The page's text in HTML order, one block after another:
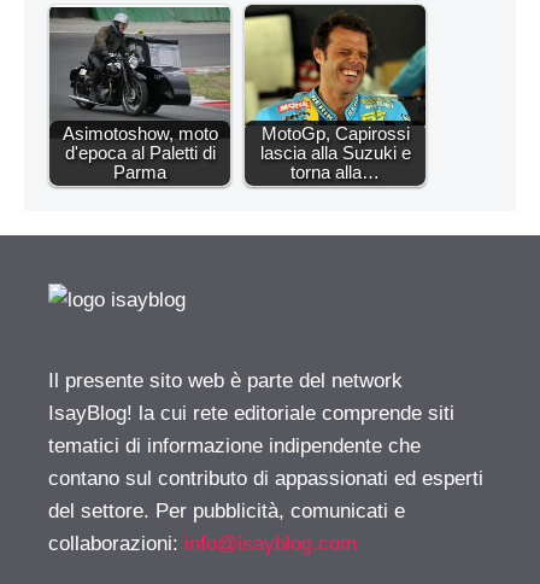
Asimotoshow, moto
d'epoca al Paletti di
Parma
MotoGp, Capirossi
lascia alla Suzuki e
torna alla…
Il presente sito web è parte del network
IsayBlog! la cui rete editoriale comprende siti
tematici di informazione indipendente che
contano sul contributo di appassionati ed esperti
del settore. Per pubblicità, comunicati e
collaborazioni: info@isayblog.com